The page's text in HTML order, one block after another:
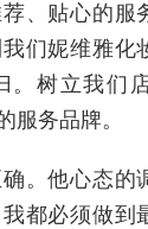
、贴心的服
们妮维雅化
。树立我们
服务品牌。
。他心态的
都必须做到